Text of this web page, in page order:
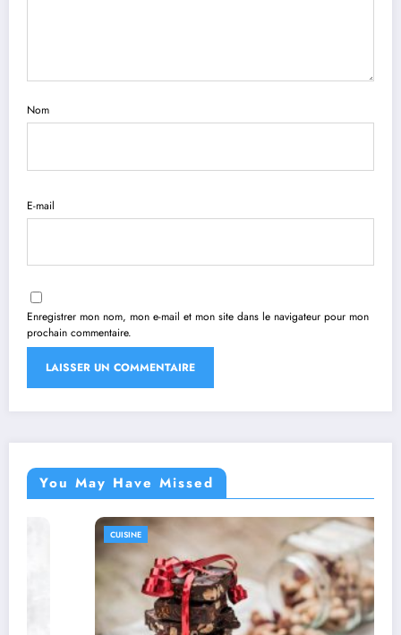
Nom
E-mail
Enregistrer mon nom, mon e-mail et mon site dans le navigateur pour mon
prochain commentaire.
You May Have Missed